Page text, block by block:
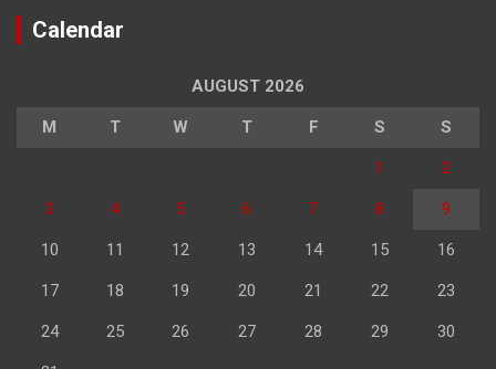
Calendar
AUGUST 2026
M T W T F S S
1 2
3 4 5 6 7 8 9
10 11 12 13 14 15 16
17 18 19 20 21 22 23
24 25 26 27 28 29 30